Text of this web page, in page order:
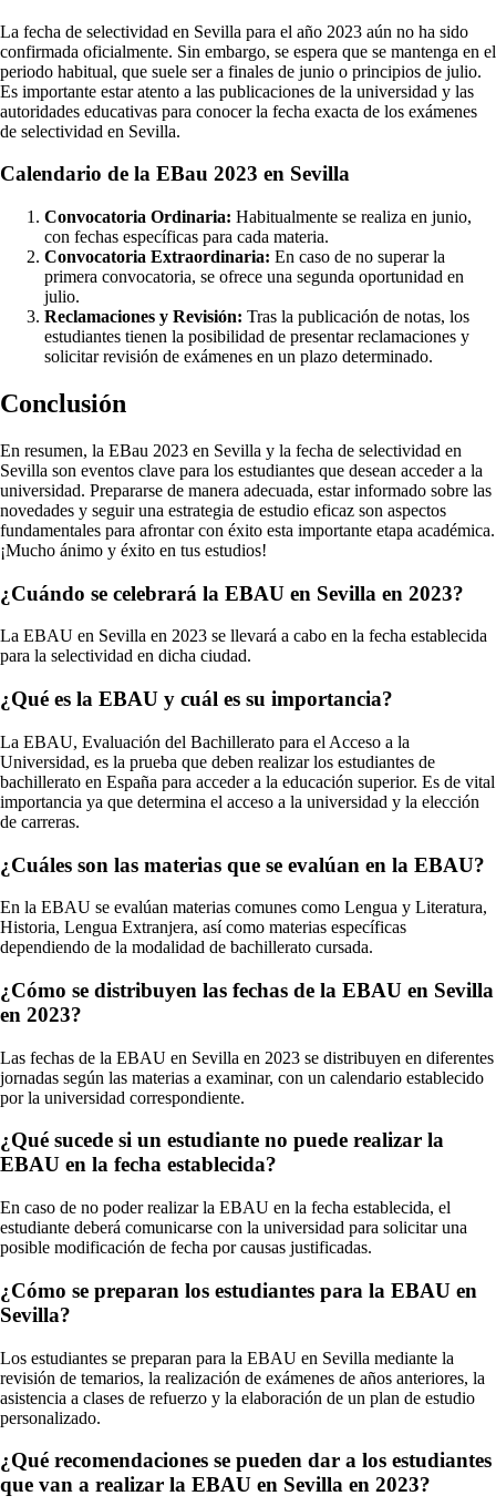
La fecha de selectividad en Sevilla para el año 2023 aún no ha sido
confirmada oficialmente. Sin embargo, se espera que se mantenga en el
periodo habitual, que suele ser a finales de junio o principios de julio.
Es importante estar atento a las publicaciones de la universidad y las
autoridades educativas para conocer la fecha exacta de los exámenes
de selectividad en Sevilla.
Calendario de la EBau 2023 en Sevilla
Convocatoria Ordinaria: Habitualmente se realiza en junio,
con fechas específicas para cada materia.
Convocatoria Extraordinaria: En caso de no superar la
primera convocatoria, se ofrece una segunda oportunidad en
julio.
Reclamaciones y Revisión: Tras la publicación de notas, los
estudiantes tienen la posibilidad de presentar reclamaciones y
solicitar revisión de exámenes en un plazo determinado.
Conclusión
En resumen, la EBau 2023 en Sevilla y la fecha de selectividad en
Sevilla son eventos clave para los estudiantes que desean acceder a la
universidad. Prepararse de manera adecuada, estar informado sobre las
novedades y seguir una estrategia de estudio eficaz son aspectos
fundamentales para afrontar con éxito esta importante etapa académica.
¡Mucho ánimo y éxito en tus estudios!
¿Cuándo se celebrará la EBAU en Sevilla en 2023?
La EBAU en Sevilla en 2023 se llevará a cabo en la fecha establecida
para la selectividad en dicha ciudad.
¿Qué es la EBAU y cuál es su importancia?
La EBAU, Evaluación del Bachillerato para el Acceso a la
Universidad, es la prueba que deben realizar los estudiantes de
bachillerato en España para acceder a la educación superior. Es de vital
importancia ya que determina el acceso a la universidad y la elección
de carreras.
¿Cuáles son las materias que se evalúan en la EBAU?
En la EBAU se evalúan materias comunes como Lengua y Literatura,
Historia, Lengua Extranjera, así como materias específicas
dependiendo de la modalidad de bachillerato cursada.
¿Cómo se distribuyen las fechas de la EBAU en Sevilla
en 2023?
Las fechas de la EBAU en Sevilla en 2023 se distribuyen en diferentes
jornadas según las materias a examinar, con un calendario establecido
por la universidad correspondiente.
¿Qué sucede si un estudiante no puede realizar la
EBAU en la fecha establecida?
En caso de no poder realizar la EBAU en la fecha establecida, el
estudiante deberá comunicarse con la universidad para solicitar una
posible modificación de fecha por causas justificadas.
¿Cómo se preparan los estudiantes para la EBAU en
Sevilla?
Los estudiantes se preparan para la EBAU en Sevilla mediante la
revisión de temarios, la realización de exámenes de años anteriores, la
asistencia a clases de refuerzo y la elaboración de un plan de estudio
personalizado.
¿Qué recomendaciones se pueden dar a los estudiantes
que van a realizar la EBAU en Sevilla en 2023?